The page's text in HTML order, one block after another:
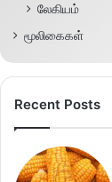
லேகியம்
மூலிகைகள்
Recent Posts